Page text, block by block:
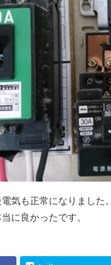
気も正常になりました
に良かったです。